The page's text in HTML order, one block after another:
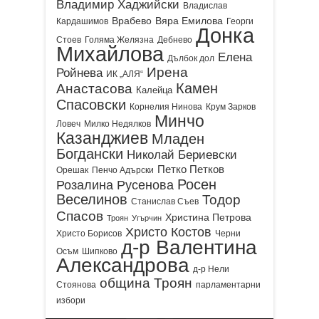
Владимир Хаджийски Владислав
Кардашимов Врабево Вяра Емилова Георги
Стоев Голяма Желязна Дебнево Донка
Михайлова Дълбок дол Елена
Ройнева ИК „АЛЯ“ Ирена
Анастасова Калейца Камен
Спасовски Корнелия Нинова Крум Зарков
Ловеч Милко Недялков Минчо
Казанджиев Младен
Богдански Николай Бериевски
Орешак Пенчо Адърски Петко Петков
Розалина Русенова Росен
Веселинов Станислав Съев Тодор
Спасов Троян Угърчин Христина Петрова
Христо Борисов Христо Костов Черни
Осъм
Шипково д-р Валентина
Александрова д-р Нели
Стоянова община Троян парламентарни
избори